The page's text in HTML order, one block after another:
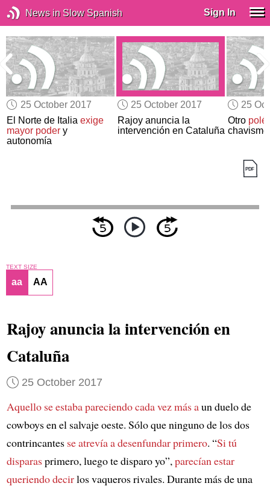
News in Slow Spanish Sign In
25 October 2017
El Norte de Italiaexige
mayor poder y
autonomía
25 October 2017
Rajoy anuncia la
intervención en Cataluña
25
Otro
chavismo
TEXT SIZE
aa AA
Rajoy anuncia la intervención en
Cataluña
25 October 2017
Aquello se estaba pareciendo cada vez más aun duelo de
cowboys en el salvaje oeste. Sólo que ninguno de los dos
contrincantes se atrevía a desenfundar primero. “Si tú
disparasprimero, luego te disparo yo”,parecían estar
queriendo decirlos vaqueros rivales. Durante más de una